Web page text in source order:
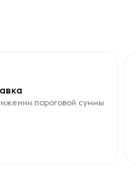
пороговой суммы